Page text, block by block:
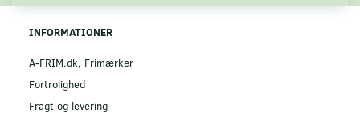
INFORMATIONER
A-FRIM.dk, Frimærker
Fortrolighed
Fragt og levering